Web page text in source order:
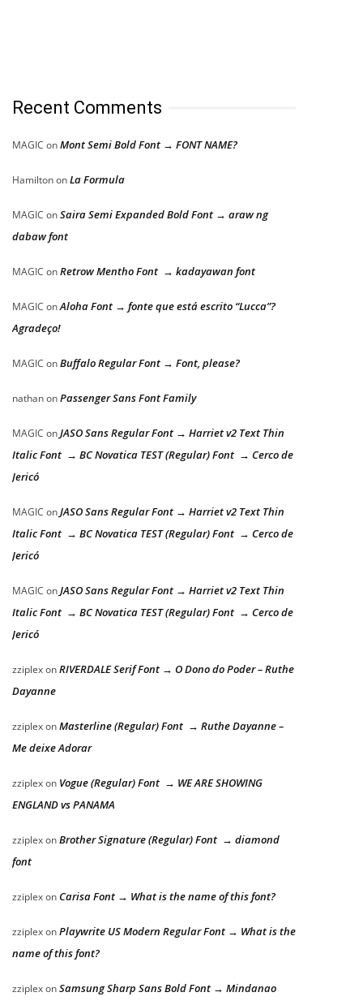
Recent Comments
MAGIC onMont Semi Bold Font → FONT NAME?
HamiltononLa Formula
MAGIC onSaira Semi Expanded Bold Font → araw ng
dabaw font
MAGIC onRetrow Mentho Font → kadayawan font
MAGIC onAloha Font → fonte que está escrito “Lucca”?
Agradeço!
MAGIC onBuffalo Regular Font → Font, please?
nathanonPassenger Sans Font Family
MAGIC onJASO Sans Regular Font → Harriet v2 Text Thin
Italic Font → BC Novatica TEST (Regular) Font → Cerco de
Jericó
MAGIC onJASO Sans Regular Font → Harriet v2 Text Thin
Italic Font → BC Novatica TEST (Regular) Font → Cerco de
Jericó
MAGIC onJASO Sans Regular Font → Harriet v2 Text Thin
Italic Font → BC Novatica TEST (Regular) Font → Cerco de
Jericó
zziplexonRIVERDALE Serif Font → O Dono do Poder – Ruthe
Dayanne
zziplexonMasterline (Regular) Font → Ruthe Dayanne –
Me deixe Adorar
zziplexon Vogue (Regular) Font → WE ARE SHOWING
ENGLAND vs PANAMA
zziplexonBrother Signature (Regular) Font → diamond
font
zziplexon Carisa Font → What is the name of this font?
zziplexonPlaywrite US Modern Regular Font → What is the
name of this font?
zziplexonSamsung Sharp Sans Bold Font → Mindanao